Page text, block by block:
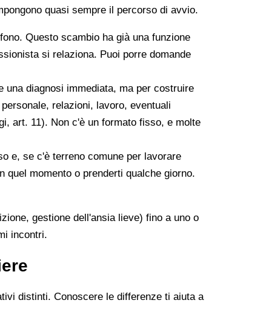
quasi sempre il percorso di avvio.
Questo scambio ha già una funzione
si relaziona. Puoi porre domande
diagnosi immediata, ma per costruire
relazioni, lavoro, eventuali
art. 11). Non c'è un formato fisso, e molte
e, se c'è terreno comune per lavorare
momento o prenderti qualche giorno.
gestione dell'ansia lieve) fino a uno o
incontri.
distinti. Conoscere le differenze ti aiuta a